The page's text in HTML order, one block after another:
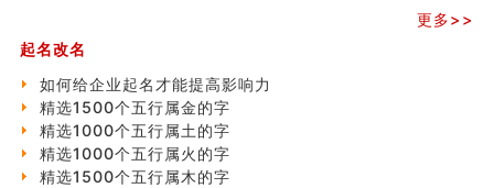
更多>>
起名改名
如何给企业起名才能提高影响力
精选1500个五行属金的字
精选1000个五行属土的字
精选1000个五行属火的字
精选1500个五行属木的字